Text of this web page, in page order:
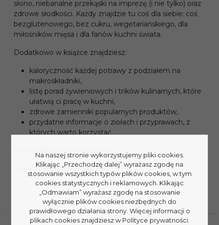
słono, niebanalne przekąski na imprezę (i nie tylko) oraz
zdrowe słodkości. Każdy znajdzie tu coś dla siebie: coś
bezglutenowego, bez cukru, wegetariańskiego, dla
miłośników mięsa i dla fanów kuchni świata.
Dodatkowo w książce znajdziesz:
kaloryczność każdej potrawy z podziałem na
makroskładniki,
listę porad żywieniowych i trików kulinarnych, które
ułatwią ci pracę w kuchni,
zdrowe zamienniki popularnych produktów,
przydatne informacje o ziołach i przyprawach, z
których warto korzystać.
124 kwadransowe przepisy.
31 godzin pysznej zabawy.
Na naszej stronie wykorzystujemy pliki cookies.
Klikając „Przechodzę dalej” wyrażasz zgodę na
stosowanie wszystkich typów plików cookies, w tym
cookies statystycznych i reklamowych. Klikając
„Odmawiam” wyrażasz zgodę na stosowanie
wyłącznie plików cookies niezbędnych do
prawidłowego działania strony. Więcej informacji o
plikach cookies znajdziesz w Polityce prywatności.